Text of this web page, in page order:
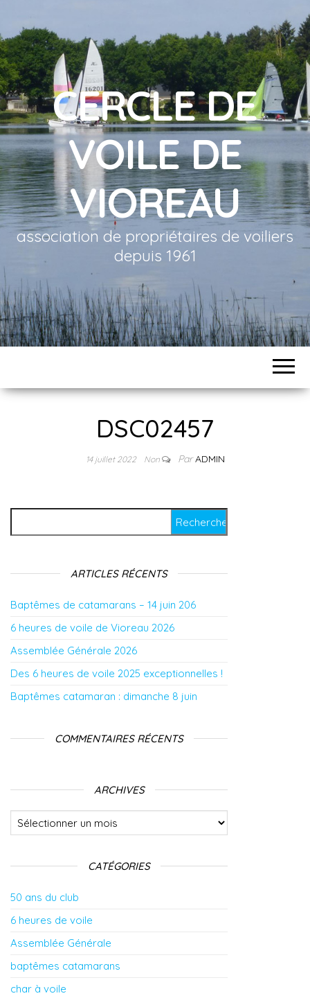
CERCLE DE
VOILE DE
VIOREAU
association de propriétaires de voiliers
depuis 1961
DSC02457
14 juillet 2022 Non ParADMIN
ARTICLES RÉCENTS
Baptêmes de catamarans – 14 juin 206
6 heures de voile de Vioreau 2026
Assemblée Générale 2026
Des 6 heures de voile 2025 exceptionnelles !
Baptêmes catamaran : dimanche 8 juin
COMMENTAIRES RÉCENTS
ARCHIVES
Archives
CATÉGORIES
50 ans du club
6 heures de voile
Assemblée Générale
baptêmes catamarans
char à voile